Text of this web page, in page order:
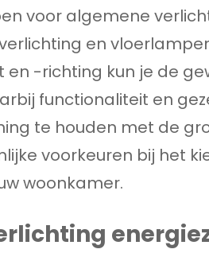
voor algemene
en
-richting kun je de
functionaliteit en
te houden met de
voorkeuren bij het
woonkamer.